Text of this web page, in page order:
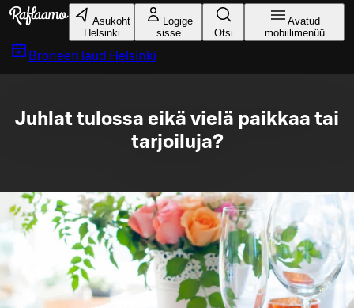
Liigu peamise sisu juurde
Asukoht
Helsinki
Logige
sisse
Otsi
Avatud
mobiilimenüü
Broneeri laud Helsinki
Juhlat tulossa eikä vielä paikkaa tai
tarjoiluja?